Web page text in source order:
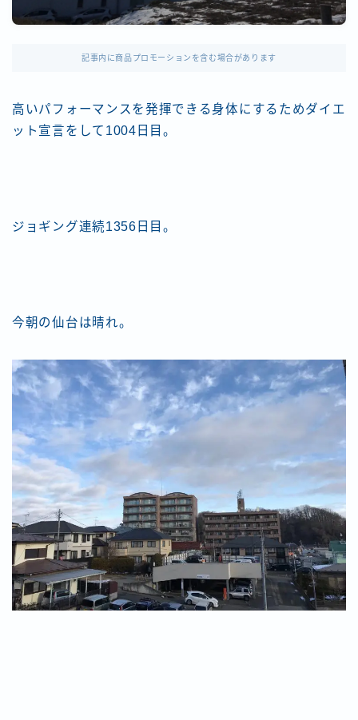
記事内に商品プロモーションを含む場合があります
高いパフォーマンスを発揮できる身体にするためダイエ
ット宣言をして1004日目。
ジョギング連続1356日目。
今朝の仙台は晴れ。